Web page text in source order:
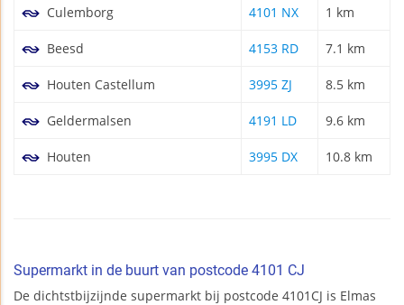
Culemborg 4101 NX 1 km
Beesd 4153 RD 7.1 km
Houten Castellum 3995 ZJ 8.5 km
Geldermalsen 4191 LD 9.6 km
Houten 3995 DX 10.8 km
Supermarkt in de buurt van postcode 4101 CJ
De dichtstbijzijnde supermarkt bij postcode 4101CJ is Elmas